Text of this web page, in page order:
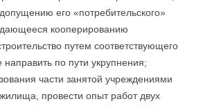
его «потребительского»
кооперированию
путем соответствующего
направить по пути укрупнения;
части занятой учреждениями
провести опыт работ двух